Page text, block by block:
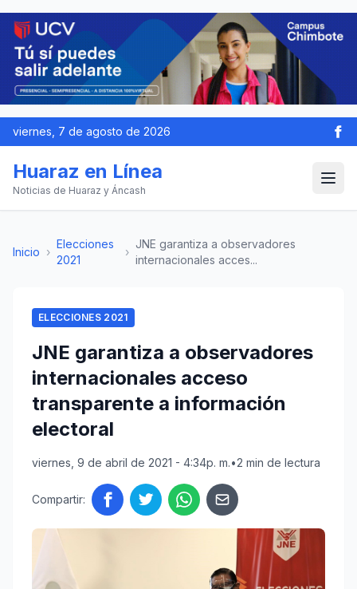
viernes, 7 de agosto de 2026
Huaraz en Línea
Noticias de Huaraz y Áncash
Inicio ›
Elecciones
2021
›
JNE garantiza a observadores
internacionales acces...
ELECCIONES 2021
JNE garantiza a observadores
internacionales acceso
transparente a información
electoral
viernes, 9 de abril de 2021 - 4:34p. m.•2 min de lectura
Compartir: